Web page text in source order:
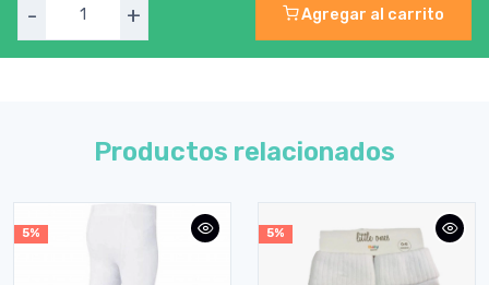
- + Agregar al carrito
Productos relacionados
5% 5%